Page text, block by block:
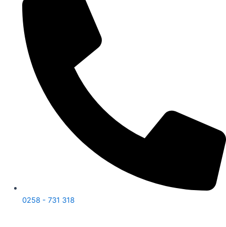
0258 - 731 318